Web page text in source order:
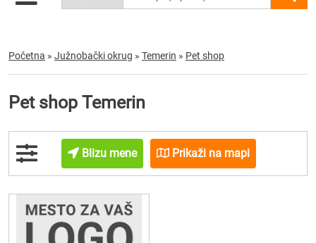
Početna » Južnobački okrug » Temerin » Pet shop
Pet shop Temerin
Blizu mene Prikaži na mapi